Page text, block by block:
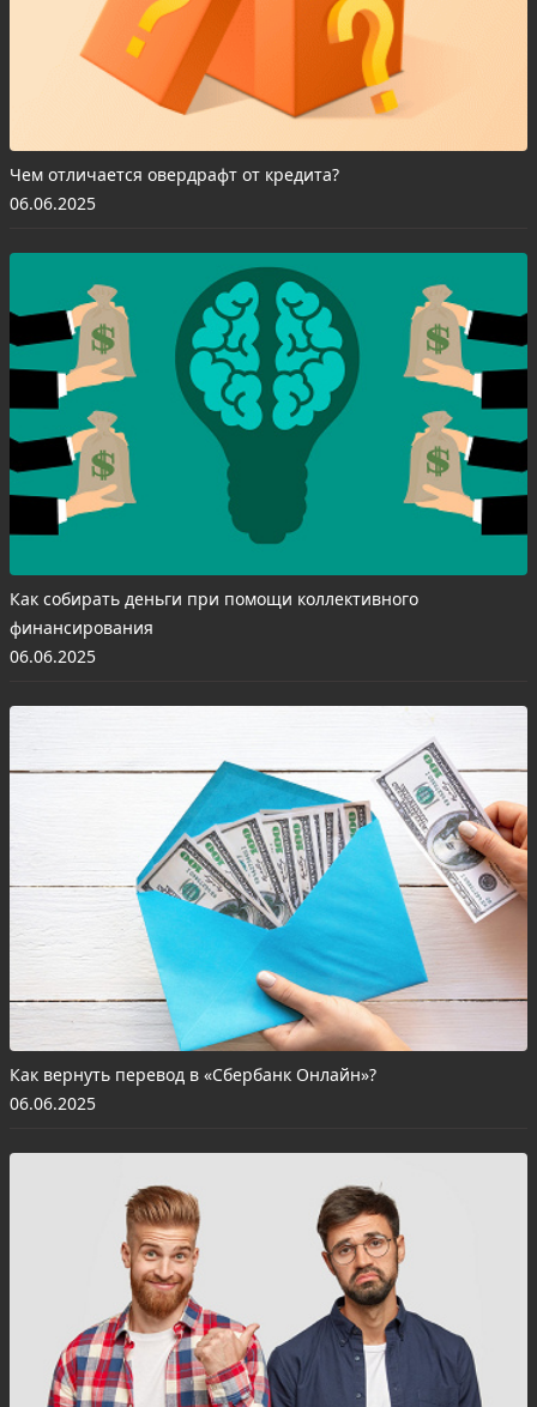
Чем отличается овердрафт от кредита?
06.06.2025
Как собирать деньги при помощи коллективного
финансирования
06.06.2025
Как вернуть перевод в «Сбербанк Онлайн»?
06.06.2025